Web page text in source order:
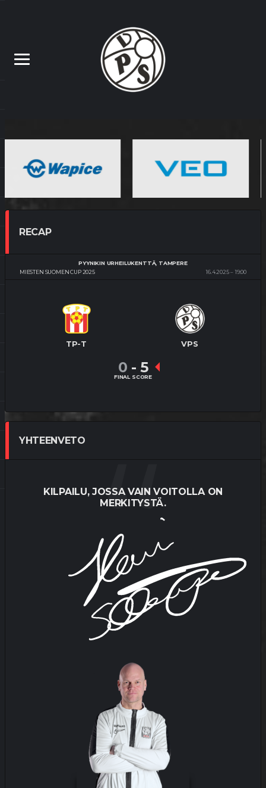
RECAP
MIESTEN SUOMEN CUP 2025
PYYNIKIN URHEILUKENTTÄ, TAMPERE
16.4.2025
19:00
TP-T VPS
0 - 5
FINAL SCORE
YHTEENVETO
KILPAILU, JOSSA VAIN VOITOLLA ON
MERKITYSTÄ.